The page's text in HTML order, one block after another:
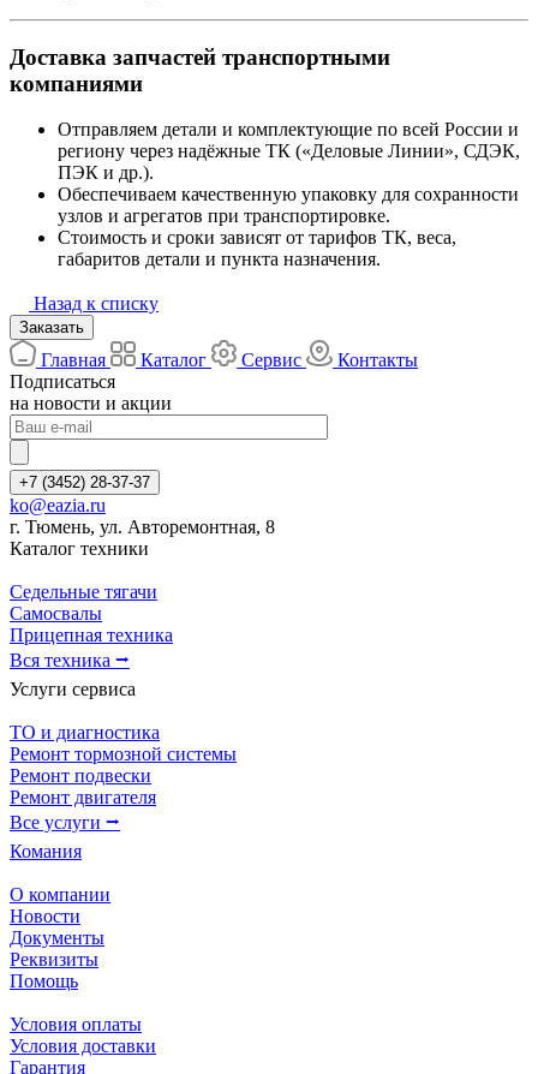
Доставка запчастей транспортными
компаниями
Отправляем детали и комплектующие по всей России и
региону через надёжные ТК («Деловые Линии», СДЭК,
ПЭК и др.).
Обеспечиваем качественную упаковку для сохранности
узлов и агрегатов при транспортировке.
Стоимость и сроки зависят от тарифов ТК, веса,
габаритов детали и пункта назначения.
Назад к списку
Заказать
Главная Каталог Сервис
Контакты
Подписаться
на новости и акции
+7 (3452) 28-37-37
ko@eazia.ru
г. Тюмень, ул. Авторемонтная, 8
Каталог техники
Седельные тягачи
Самосвалы
Прицепная техника
Вся техника ⭢
Услуги сервиса
ТО и диагностика
Ремонт тормозной системы
Ремонт подвески
Ремонт двигателя
Все услуги ⭢
Комания
О компании
Новости
Документы
Реквизиты
Помощь
Условия оплаты
Условия доставки
Гарантия